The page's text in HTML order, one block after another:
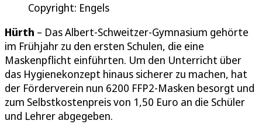
Copyright: Engels
Hürth – Das Albert-Schweitzer-Gymnasium gehörte
im Frühjahr zu den ersten Schulen, die eine
Maskenpflicht einführten. Um den Unterricht über
das Hygienekonzept hinaus sicherer zu machen, hat
der Förderverein nun 6200 FFP2-Masken besorgt und
zum Selbstkostenpreis von 1,50 Euro an die Schüler
und Lehrer abgegeben.